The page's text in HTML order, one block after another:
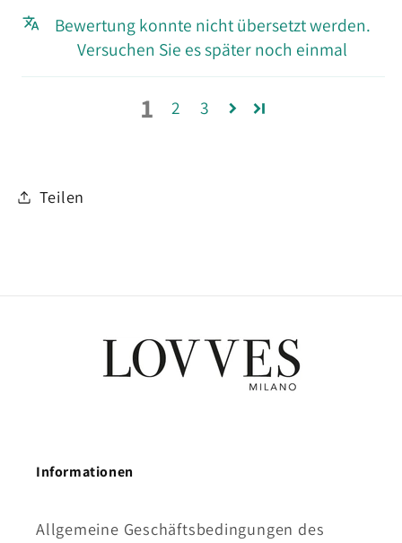
Bewertung konnte nicht übersetzt werden.
Versuchen Sie es später noch einmal
1 2 3
Teilen
Informationen
Allgemeine Geschäftsbedingungen des